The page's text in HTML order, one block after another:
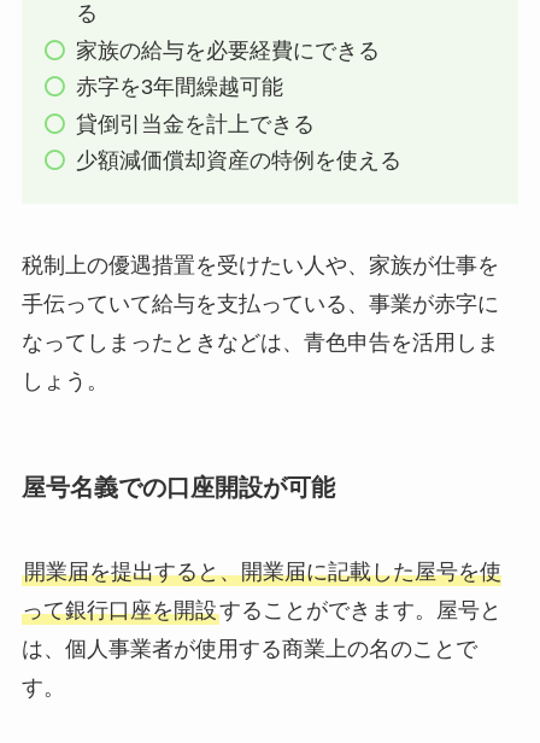
る
家族の給与を必要経費にできる
赤字を3年間繰越可能
貸倒引当金を計上できる
少額減価償却資産の特例を使える
税制上の優遇措置を受けたい人や、家族が仕事を
手伝っていて給与を支払っている、事業が赤字に
なってしまったときなどは、青色申告を活用しま
しょう。
屋号名義での口座開設が可能
開業届を提出すると、開業届に記載した屋号を使
って銀行口座を開設することができます。屋号と
は、個人事業者が使用する商業上の名のことで
す。